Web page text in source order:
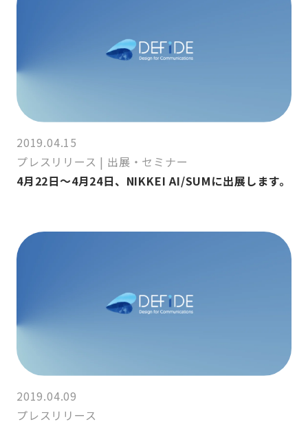
2019.04.15
プレスリリース | 出展・セミナー
4月22日～4月24日、NIKKEI AI/SUMに出展します。
2019.04.09
プレスリリース